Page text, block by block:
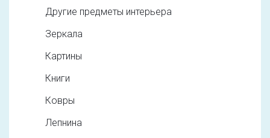
Другие предметы интерьера
Зеркала
Картины
Книги
Ковры
Лепнина